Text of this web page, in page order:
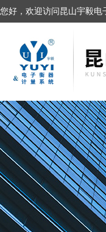
您好，欢迎访问昆山宇毅电